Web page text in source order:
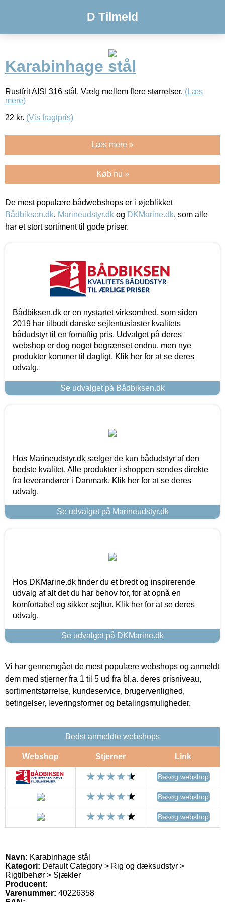
D Tilmeld
Karabinhage stål
Rustfrit AISI 316 stål. Vælg mellem flere størrelser. (Læs
mere)
22 kr. (Vis fragtpris)
Læs mere »
Køb nu »
De mest populære bådwebshops er i øjeblikket
Bådbiksen.dk, Marineudstyr.dk og DKMarine.dk, som alle
har et stort sortiment til gode priser.
Bådbiksen.dk er en nystartet virksomhed, som siden
2019 har tilbudt danske sejlentusiaster kvalitets
bådudstyr til en fornuftig pris. Udvalget på deres
webshop er dog noget begrænset endnu, men nye
produkter kommer til dagligt. Klik her for at se deres
udvalg.
Se udvalget på Bådbiksen.dk
Hos Marineudstyr.dk sælger de kun bådudstyr af den
bedste kvalitet. Alle produkter i shoppen sendes direkte
fra leverandører i Danmark. Klik her for at se deres
udvalg.
Se udvalget på Marineudstyr.dk
Hos DKMarine.dk finder du et bredt og inspirerende
udvalg af alt det du har behov for, for at opnå en
komfortabel og sikker sejltur. Klik her for at se deres
udvalg.
Se udvalget på DKMarine.dk
Vi har gennemgået de mest populære webshops og anmeldt
dem med stjerner fra 1 til 5 ud fra bl.a. deres prisniveau,
sortimentstørrelse, kundeservice, brugervenlighed,
betingelser, leveringsformer og betalingsmuligheder.
Bedst anmeldte webshops
Webshop Stjerner Link
Besøg webshop
Besøg webshop
Besøg webshop
Navn: Karabinhage stål
Kategori: Default Category > Rig og dæksudstyr >
Rigtilbehør > Sjækler
Producent:
Varenummer: 40226358